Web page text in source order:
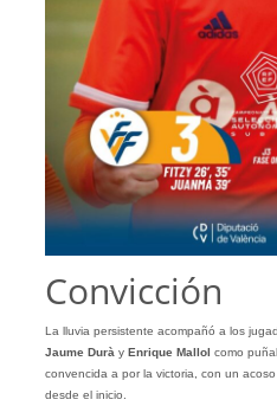
Convicción
La lluvia persistente acompañó a los
Jaume Durà y Enrique Mallol como
convencida a por la victoria, con un
desde el inicio.